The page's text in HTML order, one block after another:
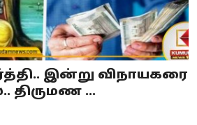
இன்று விநாயகரை
...